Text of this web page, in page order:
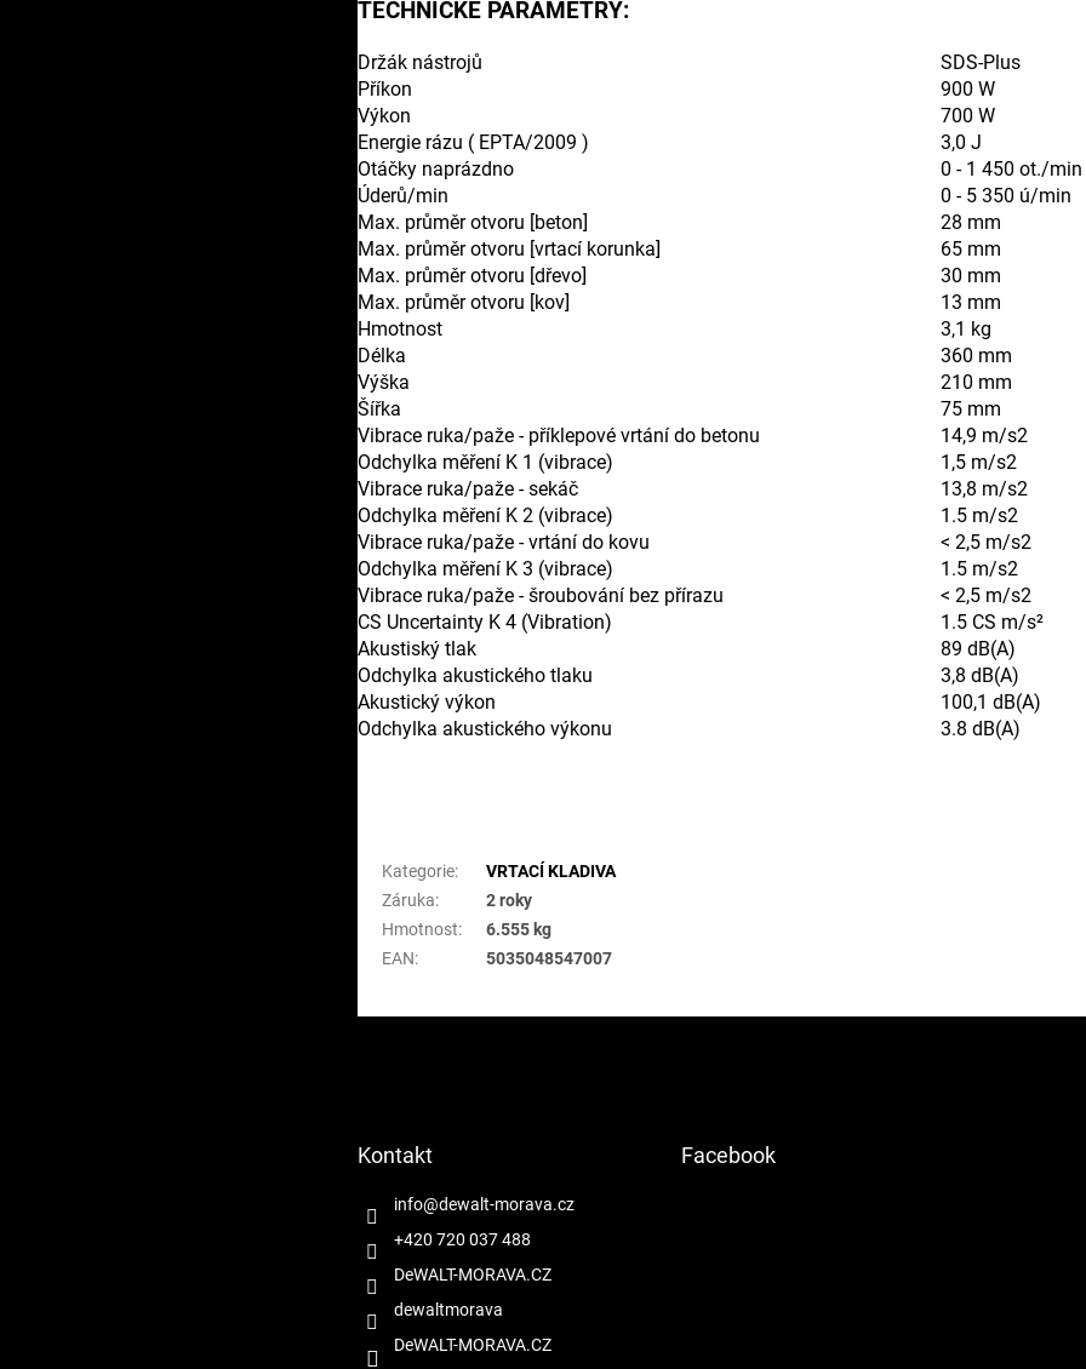
TECHNICKÉ PARAMETRY:
Držák nástrojů
SDS-Plus
Příkon
900 W
Výkon
700 W
Energie rázu ( EPTA/2009 )
3,0 J
Otáčky naprázdno
0 - 1 450 ot./min
Úderů/min
0 - 5 350 ú/min
Max. průměr otvoru [beton]
28 mm
Max. průměr otvoru [vrtací korunka]
65 mm
Max. průměr otvoru [dřevo]
30 mm
Max. průměr otvoru [kov]
13 mm
Hmotnost
3,1 kg
Délka
360 mm
Výška
210 mm
Šířka
75 mm
Vibrace ruka/paže - příklepové vrtání do betonu
14,9 m/s2
Odchylka měření K 1 (vibrace)
1,5 m/s2
Vibrace ruka/paže - sekáč
13,8 m/s2
Odchylka měření K 2 (vibrace)
1.5 m/s2
Vibrace ruka/paže - vrtání do kovu
< 2,5 m/s2
Odchylka měření K 3 (vibrace)
1.5 m/s2
Vibrace ruka/paže - šroubování bez přírazu
< 2,5 m/s2
CS Uncertainty K 4 (Vibration)
1.5 CS m/s²
Akustiský tlak
89 dB(A)
Odchylka akustického tlaku
3,8 dB(A)
Akustický výkon
100,1 dB(A)
Odchylka akustického výkonu
3.8 dB(A)
Kategorie:
VRTACÍ KLADIVA
Záruka:
2 roky
Hmotnost:
6.555 kg
EAN: 5035048547007
Kontakt
info@dewalt-morava.cz
+420 720 037 488
DeWALT-MORAVA.CZ
dewaltmorava
DeWALT-MORAVA.CZ
Facebook